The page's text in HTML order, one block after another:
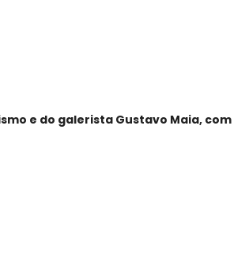
e do galerista Gustavo Maia, com